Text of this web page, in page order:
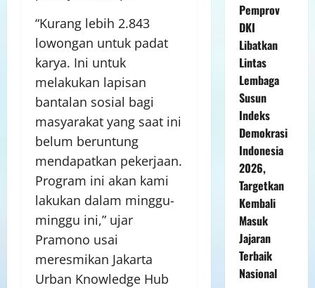
“Kurang lebih 2.843
lowongan untuk padat
karya. Ini untuk
melakukan lapisan
bantalan sosial bagi
masyarakat yang saat ini
belum beruntung
mendapatkan pekerjaan.
Program ini akan kami
lakukan dalam minggu-
minggu ini,” ujar
Pramono usai
meresmikan Jakarta
Urban Knowledge Hub
Pemprov
DKI
Libatkan
Lintas
Lembaga
Susun
Indeks
Demokrasi
Indonesia
2026,
Targetkan
Kembali
Masuk
Jajaran
Terbaik
Nasional